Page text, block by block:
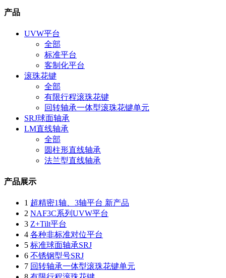
产品
UVW平台
全部
标准平台
客制化平台
滚珠花键
全部
有限行程滚珠花键
回转轴承一体型滚珠花键单元
SRJ球面轴承
LM直线轴承
全部
圆柱形直线轴承
法兰型直线轴承
产品展示
1 超精密1轴、3轴平台 新产品
2 NAF3C系列UVW平台
3 Z+Tilt平台
4 各种非标准对位平台
5 标准球面轴承SRJ
6 不锈钢型号SRJ
7 回转轴承一体型滚珠花键单元